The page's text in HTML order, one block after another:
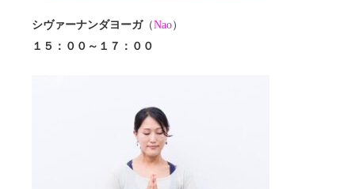
シヴァーナンダヨーガ（Nao）
１５：００～１７：００